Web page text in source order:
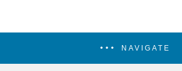
NAVIGATE